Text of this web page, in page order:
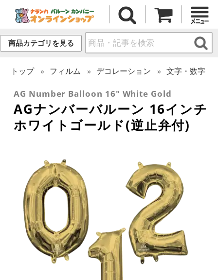
商品カテゴリを見る
トップ フィルム デコレーション 文字・数字
AG Number Balloon 16" White Gold
AGナンバーバルーン 16インチ
ホワイトゴールド(逆止弁付)